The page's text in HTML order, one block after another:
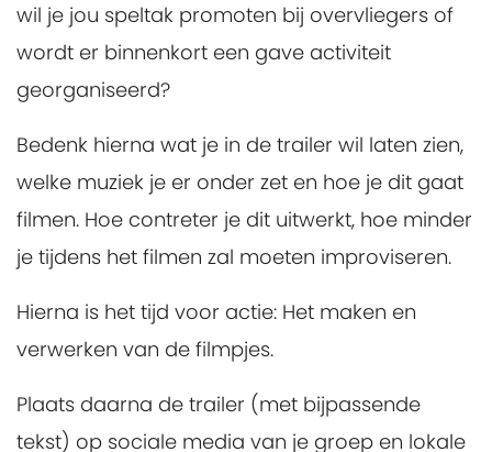
wil je jou speltak promoten bij overvliegers of
wordt er binnenkort een gave activiteit
georganiseerd?
Bedenk hierna wat je in de trailer wil laten zien,
welke muziek je er onder zet en hoe je dit gaat
filmen. Hoe contreter je dit uitwerkt, hoe minder
je tijdens het filmen zal moeten improviseren.
Hierna is het tijd voor actie: Het maken en
verwerken van de filmpjes.
Plaats daarna de trailer (met bijpassende
tekst) op sociale media van je groep en lokale